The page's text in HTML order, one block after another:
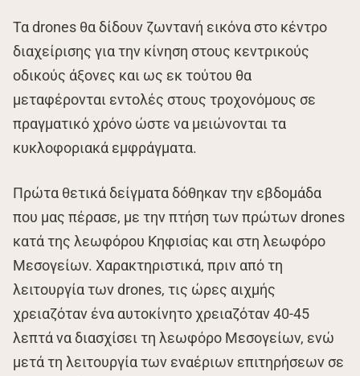
Τα drones θα δίδουν ζωντανή εικόνα στο κέντρο
διαχείρισης για την κίνηση στους κεντρικούς
οδικούς άξονες και ως εκ τούτου θα
μεταφέρονται εντολές στους τροχονόμους σε
πραγματικό χρόνο ώστε να μειώνονται τα
κυκλοφοριακά εμφράγματα.
Πρώτα θετικά δείγματα δόθηκαν την εβδομάδα
που μας πέρασε, με την πτήση των πρώτων drones
κατά της λεωφόρου Κηφισίας και στη λεωφόρο
Μεσογείων. Χαρακτηριστικά, πριν από τη
λειτουργία των drones, τις ώρες αιχμής
χρειαζόταν ένα αυτοκίνητο χρειαζόταν 40-45
λεπτά να διασχίσει τη λεωφόρο Μεσογείων, ενώ
μετά τη λειτουργία των εναέριων επιτηρήσεων σε